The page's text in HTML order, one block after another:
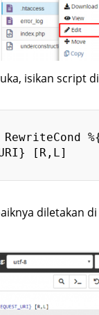
isikan script
RewriteCond
[R,L]
diletakan